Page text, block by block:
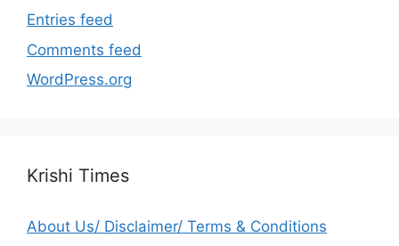
Entries feed
Comments feed
WordPress.org
Krishi Times
About Us/ Disclaimer/ Terms & Conditions